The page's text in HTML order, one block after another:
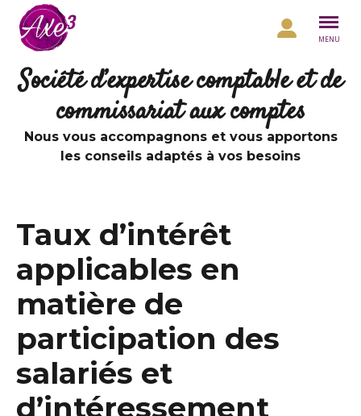
Aller au contenu
MENU
Société d’expertise comptable et de
commissariat aux comptes
Nous vous accompagnons et vous apportons
les conseils adaptés à vos besoins
Taux d’intérêt
applicables en
matière de
participation des
salariés et
d’intéressement